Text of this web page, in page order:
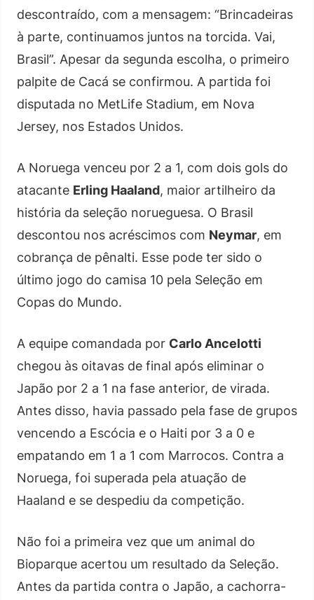
descontraído, com a mensagem: “Brincadeiras
à parte, continuamos juntos na torcida. Vai,
Brasil”. Apesar da segunda escolha, o primeiro
palpite de Cacá se confirmou. A partida foi
disputada no MetLife Stadium, em Nova
Jersey, nos Estados Unidos.
A Noruega venceu por 2 a 1, com dois gols do
atacante Erling Haaland, maior artilheiro da
história da seleção norueguesa. O Brasil
descontou nos acréscimos com Neymar, em
cobrança de pênalti. Esse pode ter sido o
último jogo do camisa 10 pela Seleção em
Copas do Mundo.
A equipe comandada por Carlo Ancelotti
chegou às oitavas de final após eliminar o
Japão por 2 a 1 na fase anterior, de virada.
Antes disso, havia passado pela fase de grupos
vencendo a Escócia e o Haiti por 3 a 0 e
empatando em 1 a 1 com Marrocos. Contra a
Noruega, foi superada pela atuação de
Haaland e se despediu da competição.
Não foi a primeira vez que um animal do
Bioparque acertou um resultado da Seleção.
Antes da partida contra o Japão, a cachorra-